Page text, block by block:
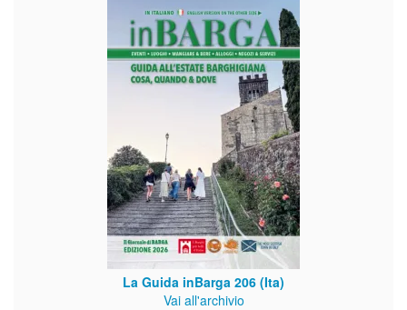
La Guida inBarga 206 (Ita)
Vai all'archivio